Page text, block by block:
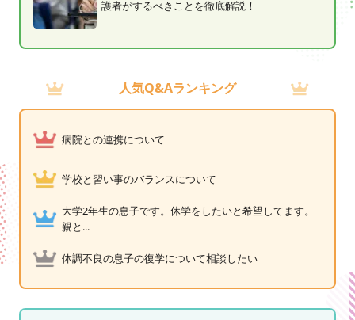
護者がするべきことを徹底解説！
人気Q&Aランキング
病院との連携について
学校と習い事のバランスについて
大学2年生の息子です。休学をしたいと希望してます。
親と...
体調不良の息子の復学について相談したい